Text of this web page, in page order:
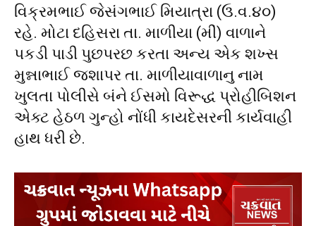
વિક્રમભાઈ જેસંગભાઈ મિયાત્રા (ઉ.વ.૪૦)
રહે. મોટા દહિસરા તા. માળીયા (મીં) વાળાને
પકડી પાડી પુછપરછ કરતા અન્ય એક શખ્સ
મુન્નાભાઈ જશાપર તા. માળીયાવાળાનુ નામ
ખુલતા પોલીસે બંને ઈસમો વિરૂદ્ધ પ્રોહીબિશન
એક્ટ હેઠળ ગુન્હો નોંધી કાયદેસરની કાર્યવાહી
હાથ ધરી છે.